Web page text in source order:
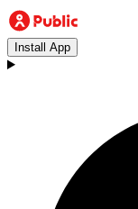
Install App